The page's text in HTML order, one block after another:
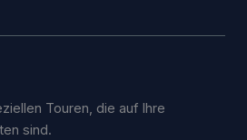
Touren, die auf Ihre
sind.